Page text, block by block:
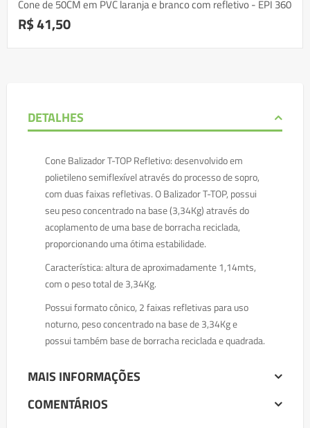
Cone de 50CM em PVC laranja e branco com refletivo - EPI 360
R$ 41,50
DETALHES
Cone Balizador T-TOP Refletivo: desenvolvido em
polietileno semiflexível através do processo de sopro,
com duas faixas refletivas. O Balizador T-TOP, possui
seu peso concentrado na base (3,34Kg) através do
acoplamento de uma base de borracha reciclada,
proporcionando uma ótima estabilidade.
Característica: altura de aproximadamente 1,14mts,
com o peso total de 3,34Kg.
Possui formato cônico, 2 faixas refletivas para uso
noturno, peso concentrado na base de 3,34Kg e
possui também base de borracha reciclada e quadrada.
MAIS INFORMAÇÕES
COMENTÁRIOS